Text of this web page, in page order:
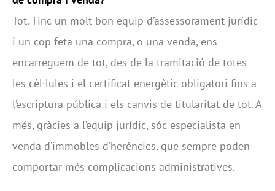
Tot. Tinc un molt bon equip d’assessorament jurídic
i un cop feta una compra, o una venda, ens
encarreguem de tot, des de la tramitació de totes
les cèl·lules i el certificat energètic obligatori fins a
l’escriptura pública i els canvis de titularitat de tot. A
més, gràcies a l’equip jurídic, sóc especialista en
venda d’immobles d’herències, que sempre poden
comportar més complicacions administratives.